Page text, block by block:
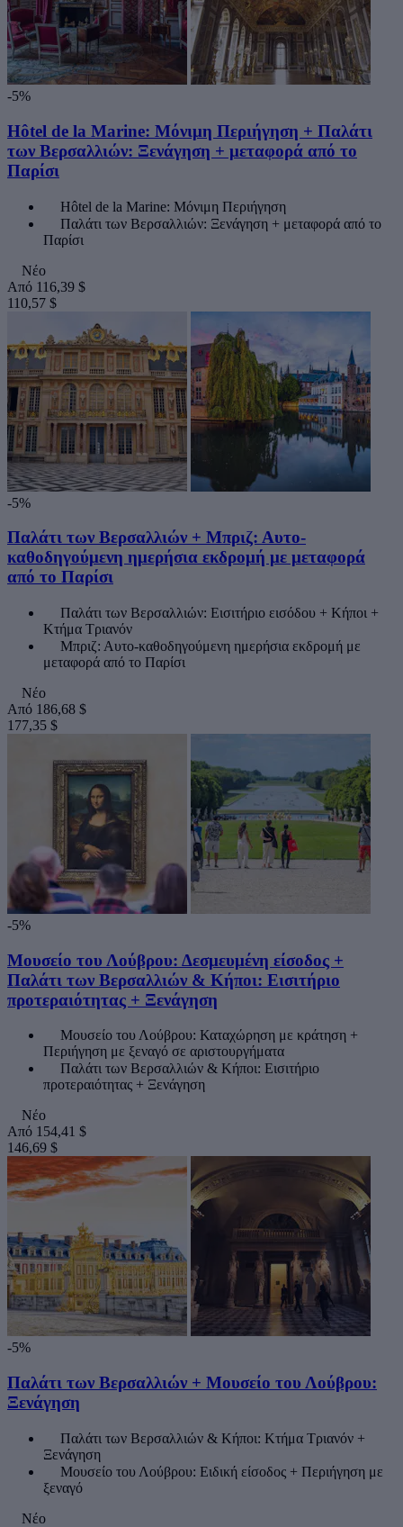
-5%
Hôtel de la Marine: Μόνιμη Περιήγηση + Παλάτι
των Βερσαλλιών: Ξενάγηση + μεταφορά από το
Παρίσι
Hôtel de la Marine: Μόνιμη Περιήγηση
Παλάτι των Βερσαλλιών: Ξενάγηση + μεταφορά από το
Παρίσι
Νέο
Από 116,39 $
110,57 $
-5%
Παλάτι των Βερσαλλιών + Μπριζ: Αυτο-
καθοδηγούμενη ημερήσια εκδρομή με μεταφορά
από το Παρίσι
Παλάτι των Βερσαλλιών: Εισιτήριο εισόδου + Κήποι +
Κτήμα Τριανόν
Μπριζ: Αυτο-καθοδηγούμενη ημερήσια εκδρομή με
μεταφορά από το Παρίσι
Νέο
Από 186,68 $
177,35 $
-5%
Μουσείο του Λούβρου: Δεσμευμένη είσοδος +
Παλάτι των Βερσαλλιών & Κήποι: Εισιτήριο
προτεραιότητας + Ξενάγηση
Μουσείο του Λούβρου: Καταχώρηση με κράτηση +
Περιήγηση με ξεναγό σε αριστουργήματα
Παλάτι των Βερσαλλιών & Κήποι: Εισιτήριο
προτεραιότητας + Ξενάγηση
Νέο
Από 154,41 $
146,69 $
-5%
Παλάτι των Βερσαλλιών + Μουσείο του Λούβρου:
Ξενάγηση
Παλάτι των Βερσαλλιών & Κήποι: Κτήμα Τριανόν +
Ξενάγηση
Μουσείο του Λούβρου: Ειδική είσοδος + Περιήγηση με
ξεναγό
Νέο